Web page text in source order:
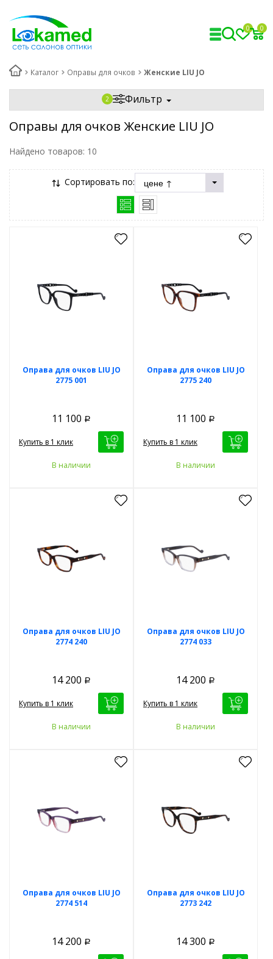
0 0
Каталог Оправы для очков Женские LIU JO
Фильтр
Оправы для очков Женские LIU JO
Найдено товаров: 10
Сортировать по:
Оправа для очков LIU JO
2775 001
11 100 Р
Купить в 1 клик
В наличии
Оправа для очков LIU JO
2775 240
11 100 Р
Купить в 1 клик
В наличии
Оправа для очков LIU JO
2774 240
14 200 Р
Купить в 1 клик
В наличии
Оправа для очков LIU JO
2774 033
14 200 Р
Купить в 1 клик
В наличии
Оправа для очков LIU JO
2774 514
14 200 Р
Оправа для очков LIU JO
2773 242
14 300 Р